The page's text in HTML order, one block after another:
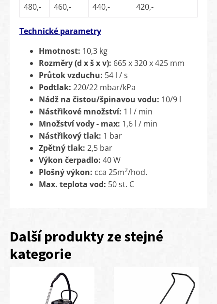
480,-
460,- 440,- 420,-
Technické parametry
Hmotnost: 10,3 kg
Rozměry (d x š x v): 665 x 320 x 425 mm
Průtok vzduchu: 54 l / s
Podtlak: 220/22 mbar/kPa
Nádž na čistou/špinavou vodu: 10/9 l
Nástřikové množství: 1 l / min
Množství vody - max: 1,6 l / min
Nástřikový tlak: 1 bar
Zpětný tlak: 2,5 bar
Výkon čerpadlo: 40 W
Plošný výkon: cca 25m2/hod.
Max. teplota vod: 50 st. C
Další produkty ze stejné
kategorie